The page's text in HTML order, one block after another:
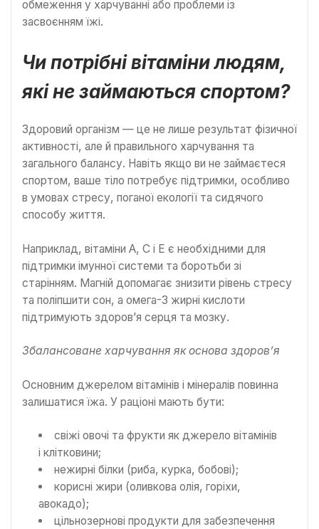
обмеження у харчуванні або проблеми із
засвоєнням їжі.
Чи потрібні вітаміни людям,
які не займаються спортом?
Здоровий організм — це не лише результат фізичної
активності, але й правильного харчування та
загального балансу. Навіть якщо ви не займаєтеся
спортом, ваше тіло потребує підтримки, особливо
в умовах стресу, поганої екології та сидячого
способу життя.
Наприклад, вітаміни A, C і E є необхідними для
підтримки імунної системи та боротьби зі
старінням. Магній допомагає знизити рівень стресу
та поліпшити сон, а омега-3 жирні кислоти
підтримують здоров’я серця та мозку.
Збалансоване харчування як основа здоров’я
Основним джерелом вітамінів і мінералів повинна
залишатися їжа. У раціоні мають бути:
свіжі овочі та фрукти як джерело вітамінів
і клітковини;
нежирні білки (риба, курка, бобові);
корисні жири (оливкова олія, горіхи,
авокадо);
цільнозернові продукти для забезпечення